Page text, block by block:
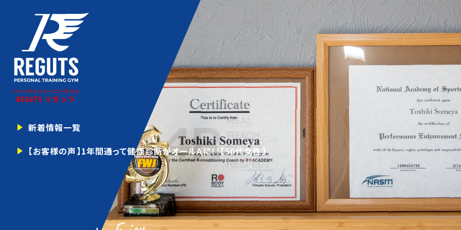
新着情報一覧
【お客様の声】1年間通って健康診断がオールAに！！【50代女性】